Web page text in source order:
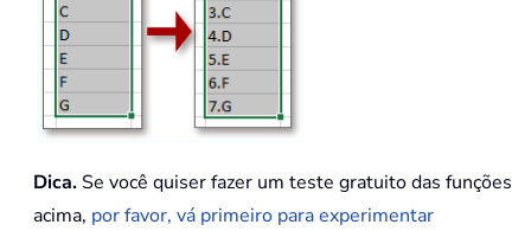
Dica. Se você quiser fazer um teste gratuito das funções
acima, por favor, vá primeiro para experimentar